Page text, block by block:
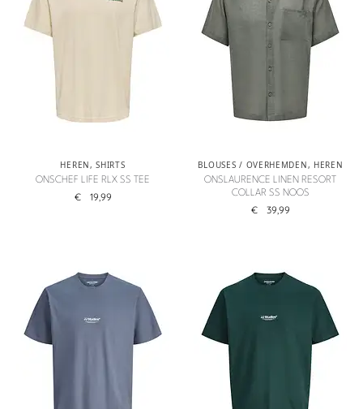
HEREN,SHIRTS
ONSCHEF LIFE RLX SS TEE
€ 19,99
BLOUSES / OVERHEMDEN, HEREN
ONSLAURENCE LINEN RESORT
COLLAR SS NOOS
€ 39,99